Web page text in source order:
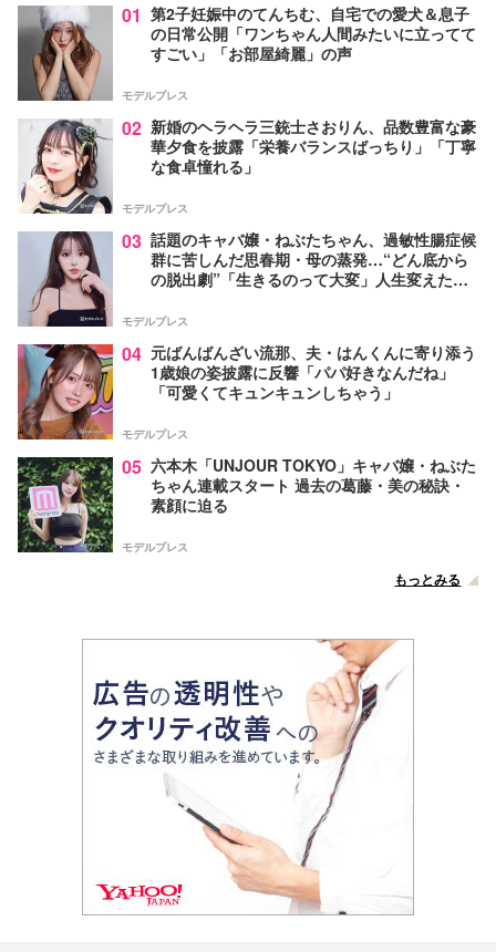
01 第2子妊娠中のてんちむ、自宅での愛犬＆息子
の日常公開「ワンちゃん人間みたいに立ってて
すごい」「お部屋綺麗」の声
モデルプレス
02 新婚のヘラヘラ三銃士さおりん、品数豊富な豪
華夕食を披露「栄養バランスばっちり」「丁寧
な食卓憧れる」
モデルプレス
03 話題のキャバ嬢・ねぶたちゃん、過敏性腸症候
群に苦しんだ思春期・母の蒸発…“どん底から
の脱出劇”「生きるのって大変」人生変えた言
モデルプレス
04 元ばんばんざい流那、夫・はんくんに寄り添う
1歳娘の姿披露に反響「パパ好きなんだね」
「可愛くてキュンキュンしちゃう」
モデルプレス
05 六本木「UNJOUR TOKYO」キャバ嬢・ねぶた
ちゃん連載スタート 過去の葛藤・美の秘訣・
素顔に迫る
モデルプレス
もっとみる